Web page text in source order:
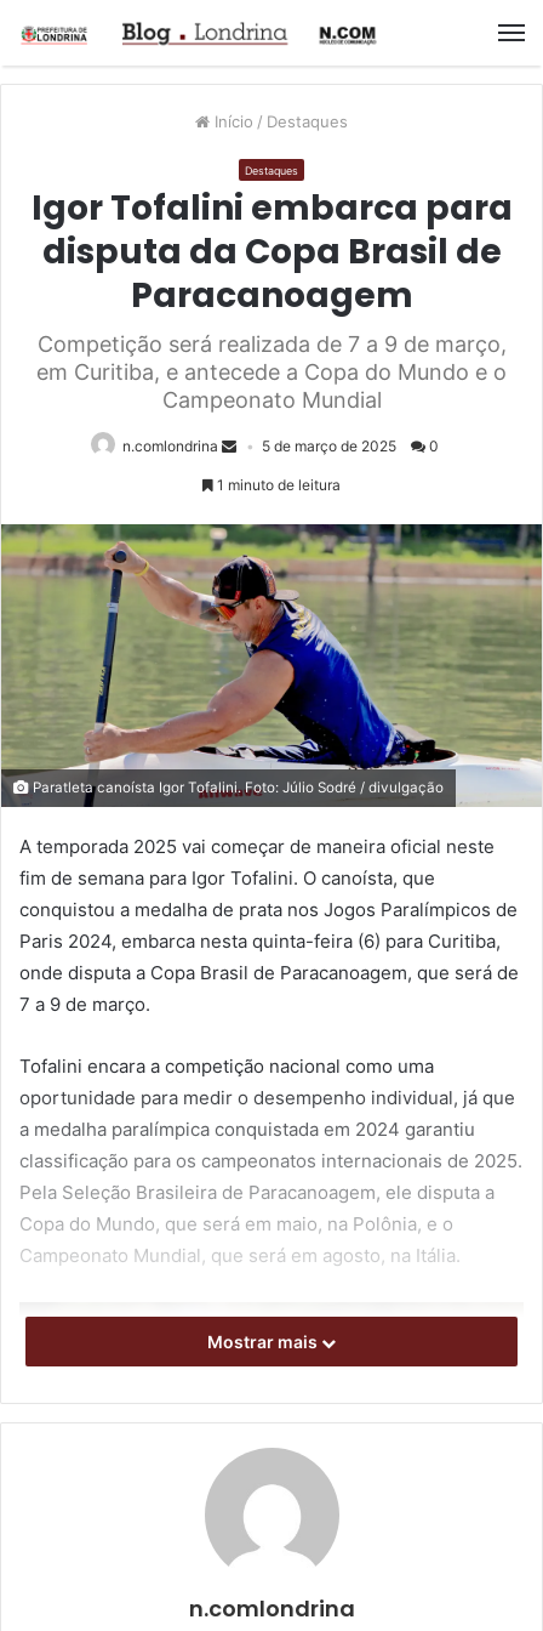
Início / Destaques
Destaques
Igor Tofalini embarca para
disputa da Copa Brasil de
Paracanoagem
Competição será realizada de 7 a 9 de março,
em Curitiba, e antecede a Copa do Mundo e o
Campeonato Mundial
n.comlondrina 5 de março de 2025 0
1 minuto de leitura
Paratleta canoísta Igor Tofalini. Foto: Júlio Sodré / divulgação
A temporada 2025 vai começar de maneira oficial neste
fim de semana para Igor Tofalini. O canoísta, que
conquistou a medalha de prata nos Jogos Paralímpicos de
Paris 2024, embarca nesta quinta-feira (6) para Curitiba,
onde disputa a Copa Brasil de Paracanoagem, que será de
7 a 9 de março.
Tofalini encara a competição nacional como uma
oportunidade para medir o desempenho individual, já que
a medalha paralímpica conquistada em 2024 garantiu
classificação para os campeonatos internacionais de 2025.
Pela Seleção Brasileira de Paracanoagem, ele disputa a
Copa do Mundo, que será em maio, na Polônia, e o
Campeonato Mundial, que será em agosto, na Itália.
Mostrar mais
n.comlondrina